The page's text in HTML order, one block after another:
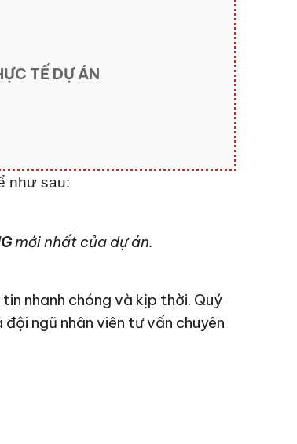
TẾ DỰ ÁN
như sau:
mới nhất của dự án.
nhanh chóng và kịp thời. Quý
ngũ nhân viên tư vấn chuyên